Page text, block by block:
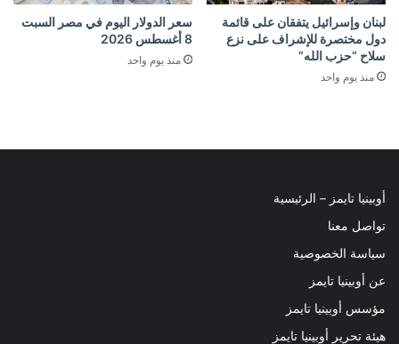
لبنان وإسرائيل يتفقان على قائمة
دول مختصرة للإشراف على نزع
سلاح “حزب الله”
منذ يوم واحد
سعر الدولار اليوم في مصر السبت
8 أغسطس 2026
منذ يوم واحد
أوبينيا تايمز – الرئيسية
تواصل معنا
سياسة الخصوصية
عن أوبينيا تايمز
مؤسس أوبينيا تايمز
هيئة تحرير أوبينيا تايمز